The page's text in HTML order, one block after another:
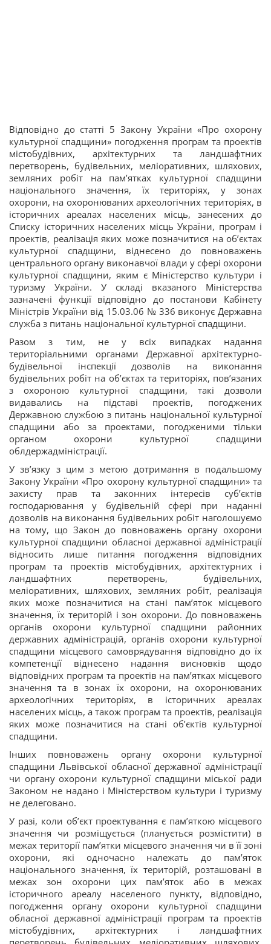
Відповідно до статті 5 Закону України «Про охорону
культурної спадщини» погодження програм та проектів
містобудівних, архітектурних та ландшафтних
перетворень, будівельних, меліоративних, шляхових,
земляних робіт на пам’ятках культурної спадщини
національного значення, їх територіях, у зонах
охорони, на охоронюваних археологічних територіях, в
історичних ареалах населених місць, занесених до
Списку історичних населених місць України, програм і
проектів, реалізація яких може позначитися на об’єктах
культурної спадщини, віднесено до повноважень
центрального органу виконавчої влади у сфері охорони
культурної спадщини, яким є Міністерство культури і
туризму України. У складі вказаного Міністерства
зазначені функції відповідно до постанови Кабінету
Міністрів України від 15.03.06 № 336 виконує Державна
служба з питань національної культурної спадщини.
Разом з тим, не у всіх випадках надання
територіальними органами Державної архітектурно-
будівельної інспекції дозволів на виконання
будівельних робіт на об’єктах та територіях, пов’язаних
з охороною культурної спадщини, такі дозволи
видавались на підставі проектів, погоджених
Державною службою з питань національної культурної
спадщини або за проектами, погодженими тільки
органом охорони культурної спадщини
облдержадміністрації.
У зв’язку з цим з метою дотримання в подальшому
Закону України «Про охорону культурної спадщини» та
захисту прав та законних інтересів суб’єктів
господарювання у будівельній сфері при наданні
дозволів на виконання будівельних робіт наголошуємо
на тому, що Закон до повноважень органу охорони
культурної спадщини обласної державної адміністрації
відносить лише питання погодження відповідних
програм та проектів містобудівних, архітектурних і
ландшафтних перетворень, будівельних,
меліоративних, шляхових, земляних робіт, реалізація
яких може позначитися на стані пам’яток місцевого
значення, їх територій і зон охорони. До повноважень
органів охорони культурної спадщини районних
державних адміністрацій, органів охорони культурної
спадщини місцевого самоврядування відповідно до їх
компетенції віднесено надання висновків щодо
відповідних програм та проектів на пам’ятках місцевого
значення та в зонах їх охорони, на охоронюваних
археологічних територіях, в історичних ареалах
населених місць, а також програм та проектів, реалізація
яких може позначитися на стані об’єктів культурної
спадщини.
Інших повноважень органу охорони культурної
спадщини Львівської обласної державної адміністрації
чи органу охорони культурної спадщини міської ради
Законом не надано і Міністерством культури і туризму
не делеговано.
У разі, коли об’єкт проектування є пам’яткою місцевого
значення чи розміщується (планується розмістити) в
межах території пам’ятки місцевого значення чи в її зоні
охорони, які одночасно належать до пам’яток
національного значення, їх територій, розташовані в
межах зон охорони цих пам’яток або в межах
історичного ареалу населеного пункту, відповідно,
погодження органу охорони культурної спадщини
обласної державної адміністрації програм та проектів
містобудівних, архітектурних і ландшафтних